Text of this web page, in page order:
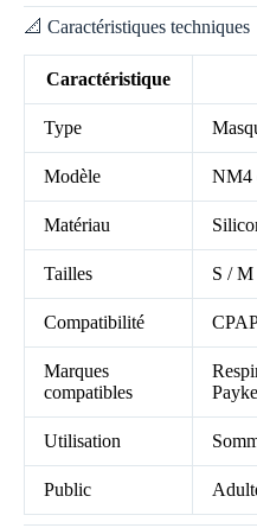
📐 Caractéristiques techniques
Caractéristique
Type
Modèle NM4
Matériau
Tailles S / M
Compatibilité
Marques
compatibles
Utilisation
Public